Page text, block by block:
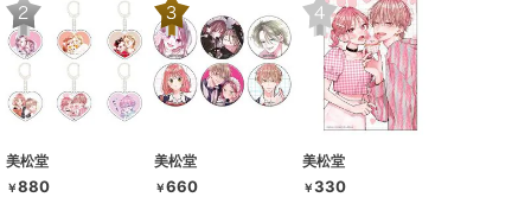
美松堂
￥880
美松堂
￥660
美松堂
￥330